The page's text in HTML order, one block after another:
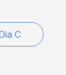
C